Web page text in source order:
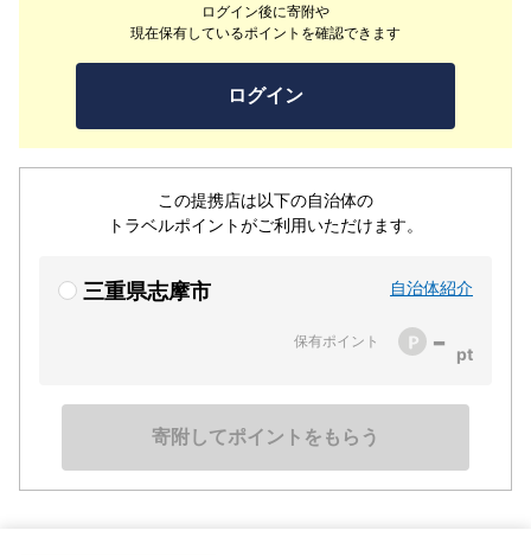
ログイン後に寄附や
現在保有しているポイントを確認できます
ログイン
この提携店は以下の自治体の
トラベルポイントがご利用いただけます。
三重県志摩市 自治体紹介
保有ポイント -
寄附してポイントをもらう
と伝統が根付く風光明媚な癒やしの地。そんな残された数
少ないサンクチュアリにて、英虞湾に面した星降る丘にひ
っそりと佇む、たった9室だけのリゾートヴィラ。慎まし
くも贅沢な、生涯の記憶に残るひと時をお楽しみくださ